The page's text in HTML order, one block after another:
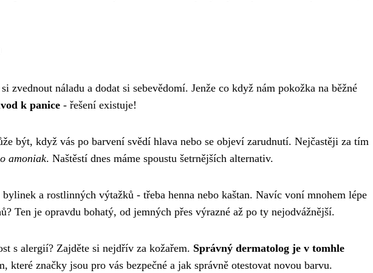
zvednout náladu a dodat si sebevědomí. Jenže co když nám pokožka na běžné
k panice - řešení existuje!
být, když vás po barvení svědí hlava nebo se objeví zarudnutí. Nejčastěji za tím
amoniak. Naštěstí dnes máme spoustu šetrnějších alternativ.
a rostlinných výtažků - třeba henna nebo kaštan. Navíc voní mnohem lépe
Ten je opravdu bohatý, od jemných přes výrazné až po ty nejodvážnější.
s alergií? Zajděte si nejdřív za kožařem. Správný dermatolog je v tomhle
které značky jsou pro vás bezpečné a jak správně otestovat novou barvu.